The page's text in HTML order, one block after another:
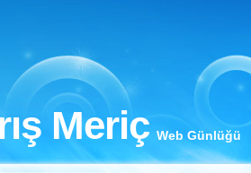
Meriç Web Günlüğü